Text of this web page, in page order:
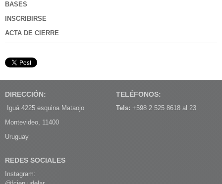
BASES
INSCRIBIRSE
ACTA DE CIERRE
DIRECCIÓN:
Iguá 4225 esquina Mataojo
Montevideo, 11400
Uruguay
TELÉFONOS:
Tels: +598 2 525 8618 al 23
REDES SOCIALES
Instagram: